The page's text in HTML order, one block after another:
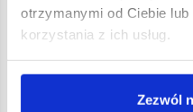
otrzymanymi od Ciebie
korzystania z ich usług.
Zezwól